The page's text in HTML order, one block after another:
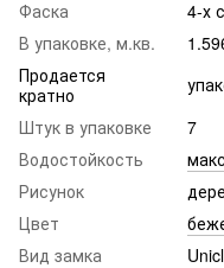
Фаска
4-х
В упаковке, м.кв.
Продается
кратно
Штук в упаковке
7
Водостойкость
Рисунок
Цвет
Вид замка